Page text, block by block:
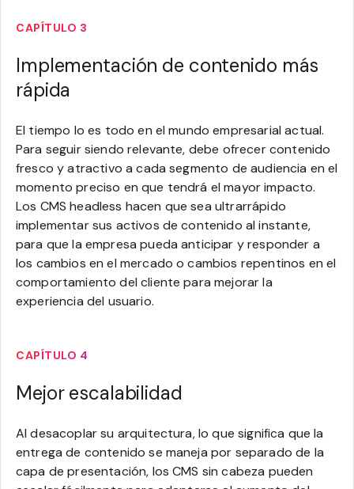
CAPÍTULO 3
Implementación de contenido más
rápida
El tiempo lo es todo en el mundo empresarial actual.
Para seguir siendo relevante, debe ofrecer contenido
fresco y atractivo a cada segmento de audiencia en el
momento preciso en que tendrá el mayor impacto.
Los CMS headless hacen que sea ultrarrápido
implementar sus activos de contenido al instante,
para que la empresa pueda anticipar y responder a
los cambios en el mercado o cambios repentinos en el
comportamiento del cliente para mejorar la
experiencia del usuario.
CAPÍTULO 4
Mejor escalabilidad
Al desacoplar su arquitectura, lo que significa que la
entrega de contenido se maneja por separado de la
capa de presentación, los CMS sin cabeza pueden